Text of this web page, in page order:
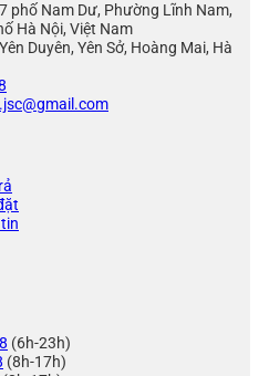
phố Nam Dư, Phường Lĩnh Nam,
Hà Nội, Việt Nam
Duyên, Yên Sở, Hoàng Mai, Hà
(6h-23h)
(8h-17h)